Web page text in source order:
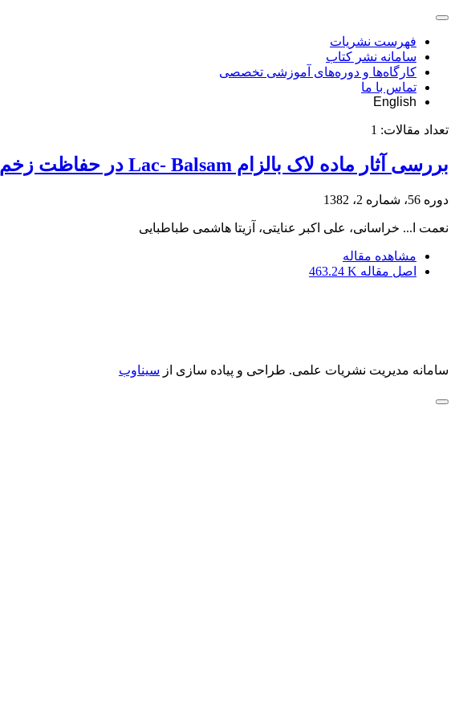
فهرست نشریات
سامانه نشر کتاب
کارگاه‌ها و دوره‌های آموزشی تخصصی
تماس با ما
English
تعداد مقالات: 1
بررسی آثار ماده لاک بالزام Lac- Balsam در حفاظت زخم های درختان چنار و کاج از آلودگی قارچی
دوره 56، شماره 2، 1382
نعمت ا... خراسانی، علی اکبر عنایتی، آزیتا هاشمی طباطبایی
مشاهده مقاله
اصل مقاله 463.24 K
سامانه مدیریت نشریات علمی. طراحی و پیاده سازی از سیناوب